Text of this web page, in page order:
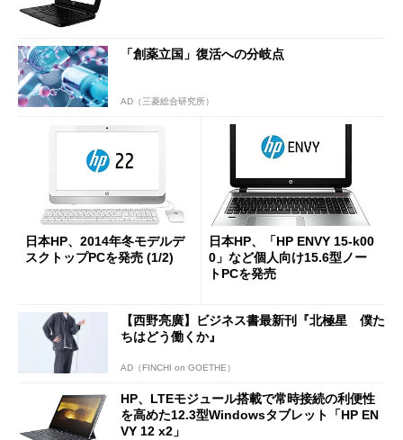
「創薬立国」復活への分岐点
AD（三菱総合研究所）
日本HP、2014年冬モデルデ
スクトップPCを発売 (1/2)
日本HP、「HP ENVY 15-k00
0」など個人向け15.6型ノー
トPCを発売
【西野亮廣】ビジネス書最新刊『北極星 僕た
ちはどう働くか』
AD（FINCHI on GOETHE）
HP、LTEモジュール搭載で常時接続の利便性
を高めた12.3型Windowsタブレット「HP EN
VY 12 x2」